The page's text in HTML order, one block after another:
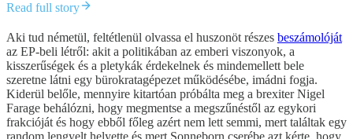
Read full story
Aki tud németül, feltétlenül olvassa el huszonöt részes beszámolóját
az EP-beli létről: akit a politikában az emberi viszonyok, a
kisszerűségek és a pletykák érdekelnek és mindemellett bele
szeretne látni egy bürokratagépezet működésébe, imádni fogja.
Kiderül belőle, mennyire kitartóan próbálta meg a brexiter Nigel
Farage behálózni, hogy megmentse a megszűnéstől az egykori
frakcióját és hogy ebből főleg azért nem lett semmi, mert találtak egy